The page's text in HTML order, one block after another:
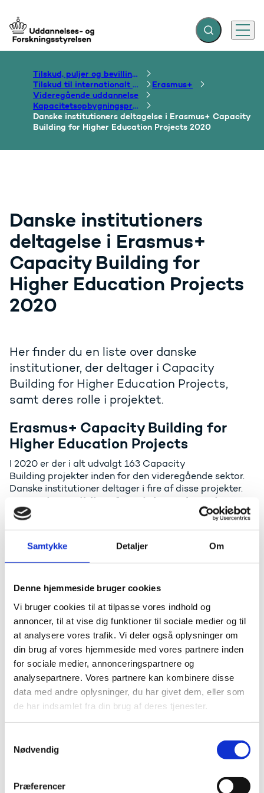
Samtykke Detaljer Om
Denne hjemmeside bruger cookies
Vi bruger cookies til at tilpasse vores indhold og
annoncer, til at vise dig funktioner til sociale medier og til
at analysere vores trafik. Vi deler også oplysninger om
din brug af vores hjemmeside med vores partnere inden
for sociale medier, annonceringspartnere og
analysepartnere. Vores partnere kan kombinere disse
data med andre oplysninger, du har givet dem, eller som
de har indsamlet fra din brug af deres tjenester.
Nødvendig
Præferencer
Gå til forsiden Fold søgefelt ud
Menu
Tilskud, puljer og bevillinger
Tilskud til internationalt samarbejde om uddannelse
Erasmus+
Videregående uddannelse
Kapacitetsopbygningsprojekter
Danske institutioners deltagelse i Erasmus+ Capacity
Building for Higher Education Projects 2020
Danske institutioners
deltagelse i Erasmus+
Capacity Building for
Higher Education Projects
2020
Her finder du en liste over danske
institutioner, der deltager i Capacity
Building for Higher Education Projects,
samt deres rolle i projektet.
Erasmus+ Capacity Building for
Higher Education Projects
I 2020 er der i alt udvalgt 163 Capacity
Building projekter inden for den videregående sektor.
Danske institutioner deltager i fire af disse projekter.
Capacity Building for Higher Education
Projects - ansøgningsrunden 2020:
Københavns Universitet er partner i:
Strengthening Agri-Entrepreneurship and
Community Engagement Training in East, West and
North Africa (AgriENGAGE)
Roskilde Universitet er partner i:
eStartup Academy: Building Capabilities for the
Future Work (TRANSFR)
University College Syddanmark er partner i:
Indonesia (CABNEI)
Building projekter for 2020 her